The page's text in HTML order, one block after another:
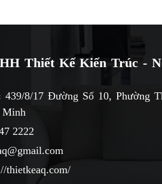
Thiết Kế Kiến Trúc -
439/8/17 Đường Số 10, Phường
Minh
2222
thietkeaq.com/